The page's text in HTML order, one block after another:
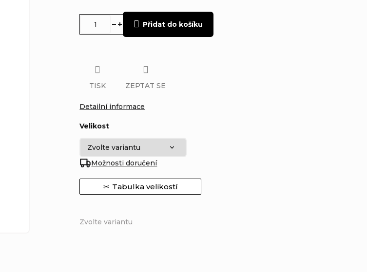
Zvolte variantu
Velikost
Možnosti doručení
Tabulka velikostí
Přidat do košíku
Detailní informace
TISK ZEPTAT SE